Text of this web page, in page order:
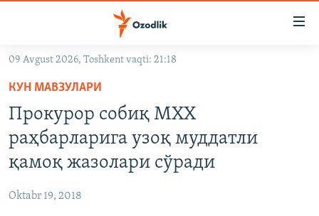
Асосий
навигацияга
ўтинг
Қидиришга
ўтинг
OZODARXIV
На русском
ИЖТИМОИЙ ТАРМОҚЛАР
09 Avgust 2026, Toshkent vaqti: 21:18
КУН МАВЗУЛАРИ
Прокурор собиқ МХХ
раҳбарларига узоқ муддатли
қамоқ жазолари сўради
Oktabr 19, 2018